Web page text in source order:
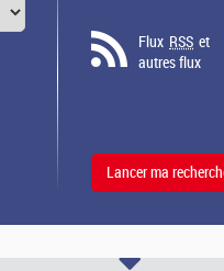
Flux RSS et
autres flux